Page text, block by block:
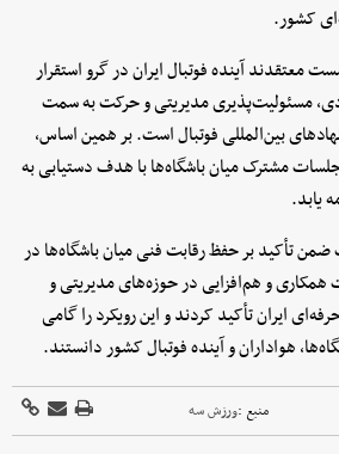
کشور.
معتقدند آینده فوتبال ایران در گرو استقرار
مسئولیت‌پذیری مدیریتی و حرکت به سمت
بین‌المللی فوتبال است. بر همین اساس،
مشترک میان باشگاه‌ها با هدف دستیابی به
یابد.
تأکید بر حفظ رقابت فنی میان باشگاه‌ها در
همکاری و هم‌افزایی در حوزه‌های مدیریتی و
ایران تأکید کردند و این رویکرد را گامی
هواداران و آینده فوتبال کشور دانستند.
منبع :ورزش سه